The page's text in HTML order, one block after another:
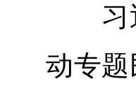
习近
动专